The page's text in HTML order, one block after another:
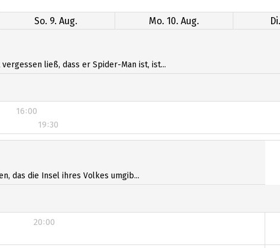
So. 9. Aug. Mo. 10. Aug.
ließ, dass er Spider-Man ist, ist...
16:00
19:30
16:00
das die Insel ihres Volkes umgib...
20:00